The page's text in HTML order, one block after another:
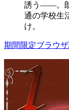
誘う――。
通の学校生
け。
期間限定ブラウ